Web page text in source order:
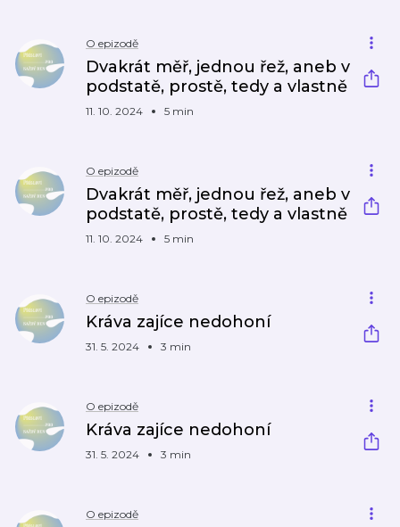
O epizodě
Dvakrát měř, jednou řež, aneb v
podstatě, prostě, tedy a vlastně
11. 10. 2024 5 min
O epizodě
Dvakrát měř, jednou řež, aneb v
podstatě, prostě, tedy a vlastně
11. 10. 2024 5 min
O epizodě
Kráva zajíce nedohoní
31. 5. 2024 3 min
O epizodě
Kráva zajíce nedohoní
31. 5. 2024 3 min
O epizodě